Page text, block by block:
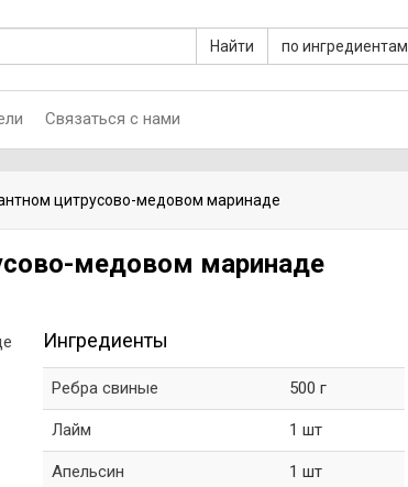
Найти по ингредиентам
Связаться с нами
цитрусово-медовом маринаде
медовом маринаде
Ингредиенты
Ребра свиные 500 г
Лайм 1 шт
Апельсин 1 шт